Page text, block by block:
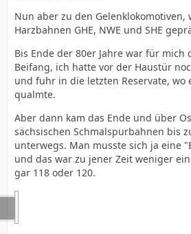
Nun aber zu den Gelenklokomotiven,
Harzbahnen GHE, NWE und SHE
Bis Ende der 80er Jahre war für mich
Beifang, ich hatte vor der Haustür
und fuhr in die letzten Reservate, wo
qualmte.
Aber dann kam das Ende und über
sächsischen Schmalspurbahnen bis
unterwegs. Man musste sich ja eine
und das war zu jener Zeit weniger
gar 118 oder 120.